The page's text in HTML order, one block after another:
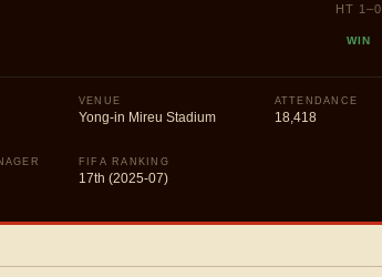
HT 1 –0
WIN
VENUE
Yong-in Mireu Stadium
ATTENDANCE
18,418
FIFA RANKING
17th (2025-07)